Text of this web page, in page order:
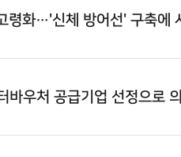
령화…'신체 방어선' 구축에
우처 공급기업 선정으로